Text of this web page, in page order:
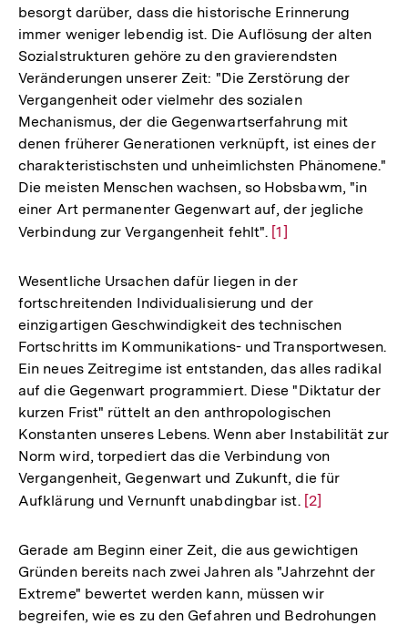
besorgt darüber, dass die historische Erinnerung
immer weniger lebendig ist. Die Auflösung der alten
Sozialstrukturen gehöre zu den gravierendsten
Veränderungen unserer Zeit: "Die Zerstörung der
Vergangenheit oder vielmehr des sozialen
Mechanismus, der die Gegenwartserfahrung mit
denen früherer Generationen verknüpft, ist eines der
charakteristischsten und unheimlichsten Phänomene."
Die meisten Menschen wachsen, so Hobsbawm, "in
einer Art permanenter Gegenwart auf, der jegliche
Verbindung zur Vergangenheit fehlt". Zur
der
Fußnote
[1]
Wesentliche Ursachen dafür liegen in der
fortschreitenden Individualisierung und der
einzigartigen Geschwindigkeit des technischen
Fortschritts im Kommunikations- und Transportwesen.
Ein neues Zeitregime ist entstanden, das alles radikal
auf die Gegenwart programmiert. Diese "Diktatur der
kurzen Frist" rüttelt an den anthropologischen
Konstanten unseres Lebens. Wenn aber Instabilität zur
Norm wird, torpediert das die Verbindung von
Vergangenheit, Gegenwart und Zukunft, die für
Aufklärung und Vernunft unabdingbar ist. Zur
der
Fußnote
[2]
Gerade am Beginn einer Zeit, die aus gewichtigen
Gründen bereits nach zwei Jahren als "Jahrzehnt der
Extreme" bewertet werden kann, müssen wir
begreifen, wie es zu den Gefahren und Bedrohungen